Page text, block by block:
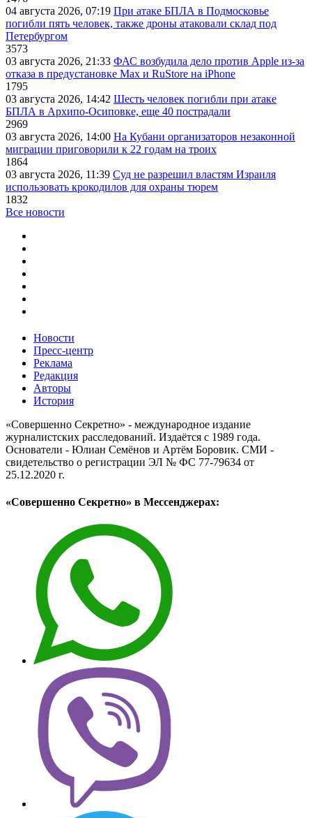
04 августа 2026, 07:19 При атаке БПЛА в Подмосковье
погибли пять человек, также дроны атаковали склад под
Петербургом
3573
03 августа 2026, 21:33 ФАС возбудила дело против Apple из-за
отказа в предустановке Max и RuStore на iPhone
1795
03 августа 2026, 14:42 Шесть человек погибли при атаке
БПЛА в Архипо-Осиповке, еще 40 пострадали
2969
03 августа 2026, 14:00 На Кубани организаторов незаконной
миграции приговорили к 22 годам на троих
1864
03 августа 2026, 11:39 Суд не разрешил властям Израиля
использовать крокодилов для охраны тюрем
1832
Все новости
Новости
Пресс-центр
Реклама
Редакция
Авторы
История
«Совершенно Секретно» - международное издание
журналистских расследований. Издаётся с 1989 года.
Основатели - Юлиан Семёнов и Артём Боровик. CМИ -
свидетельство о регистрации ЭЛ № ФС 77-79634 от
25.12.2020 г.
«Совершенно Секретно» в Мессенджерах: